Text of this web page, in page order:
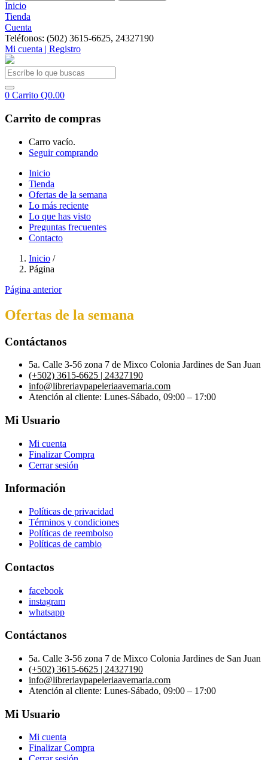
Inicio
Tienda
Cuenta
Teléfonos: (502) 3615-6625, 24327190
Mi cuenta | Registro
0 Carrito Q0.00
Carrito de compras
Carro vacío.
Seguir comprando
Inicio
Tienda
Ofertas de la semana
Lo más reciente
Lo que has visto
Preguntas frecuentes
Contacto
Inicio /
Página
Página anterior
Ofertas de la semana
Contáctanos
5a. Calle 3-56 zona 7 de Mixco Colonia Jardines de San Juan
(+502) 3615-6625 | 24327190
info@libreriaypapeleriaavemaria.com
Atención al cliente: Lunes-Sábado, 09:00 – 17:00
Mi Usuario
Mi cuenta
Finalizar Compra
Cerrar sesión
Información
Políticas de privacidad
Términos y condiciones
Políticas de reembolso
Políticas de cambio
Contactos
facebook
instagram
whatsapp
Contáctanos
5a. Calle 3-56 zona 7 de Mixco Colonia Jardines de San Juan
(+502) 3615-6625 | 24327190
info@libreriaypapeleriaavemaria.com
Atención al cliente: Lunes-Sábado, 09:00 – 17:00
Mi Usuario
Mi cuenta
Finalizar Compra